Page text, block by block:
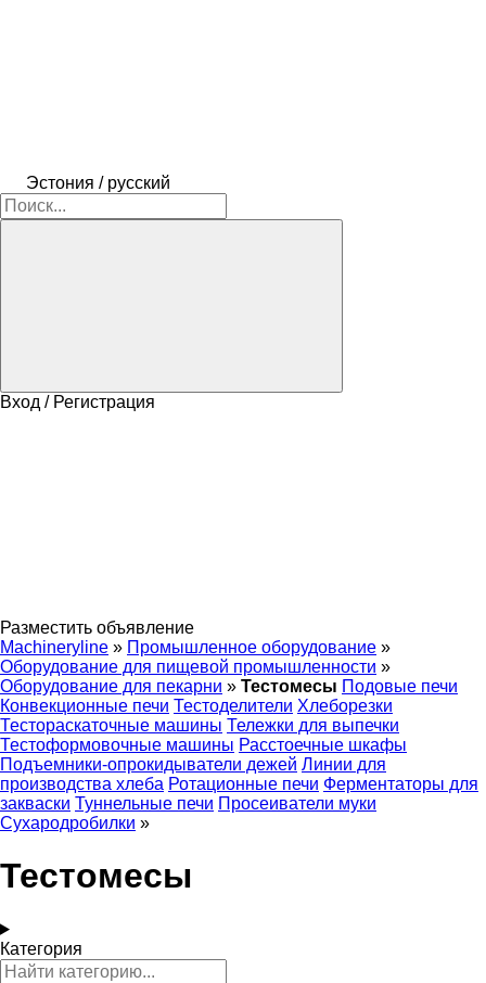
Эстония / русский
Вход / Регистрация
Разместить объявление
Machineryline » Промышленное оборудование »
Оборудование для пищевой промышленности »
Оборудование для пекарни » Тестомесы Подовые печи
Конвекционные печи Тестоделители Хлеборезки
Тестораскаточные машины Тележки для выпечки
Тестоформовочные машины Расстоечные шкафы
Подъемники-опрокидыватели дежей Линии для
производства хлеба Ротационные печи Ферментаторы для
закваски Туннельные печи Просеиватели муки
Сухародробилки »
Тестомесы
Категория